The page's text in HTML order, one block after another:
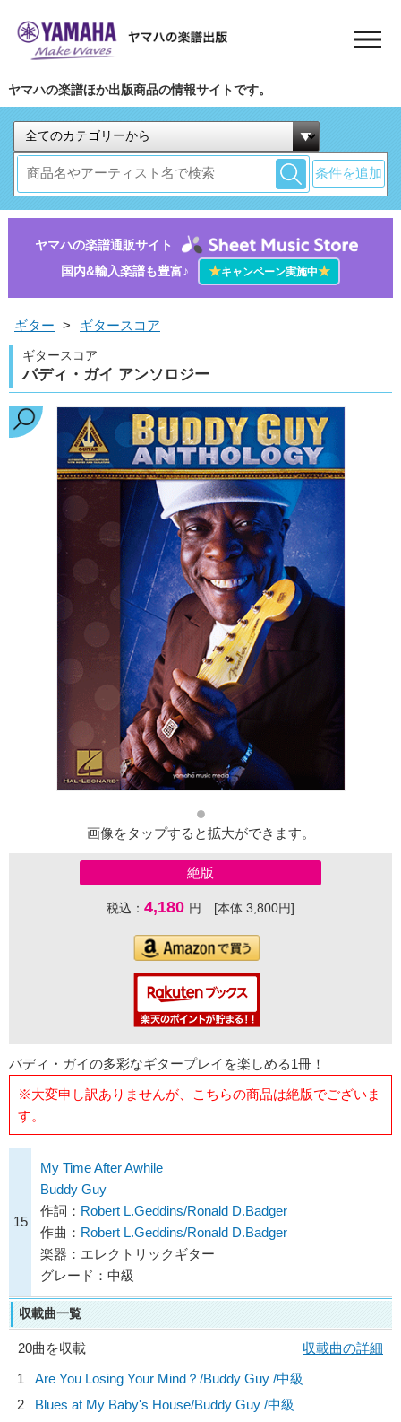
ヤマハの楽譜ほか出版商品の情報サイトです。
条件を追加
ヤマハの楽譜通販サイト
国内&輸入楽譜も豊富♪
★キャンペーン実施中★
ギター > ギタースコア
ギタースコア
バディ・ガイ アンソロジー
画像をタップすると拡大ができます。
絶版
税込： 4,180 円 [本体 3,800円]
バディ・ガイの多彩なギタープレイを楽しめる1冊！
※大変申し訳ありませんが、こちらの商品は絶版でございま
す。
15
My Time After Awhile
Buddy Guy
作詞： Robert L.Geddins/Ronald D.Badger
作曲： Robert L.Geddins/Ronald D.Badger
楽器：エレクトリックギター
グレード：中級
収載曲一覧
20曲を収載
収載曲の詳細
1
Are You Losing Your Mind？/Buddy Guy /中級
2
Blues at My Baby's House/Buddy Guy /中級